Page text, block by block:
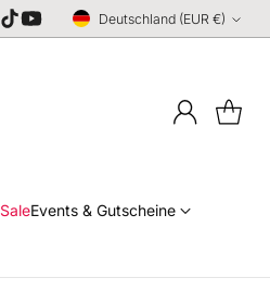
Währung
Deutschland (EUR €)
SaleEvents & Gutscheine